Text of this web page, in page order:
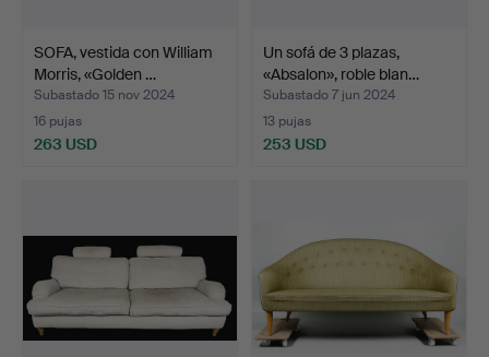
SOFA, vestida con William
Morris, «Golden …
Subastado 15 nov 2024
16 pujas
263 USD
Un sofá de 3 plazas,
«Absalon», roble blan…
Subastado 7 jun 2024
13 pujas
253 USD